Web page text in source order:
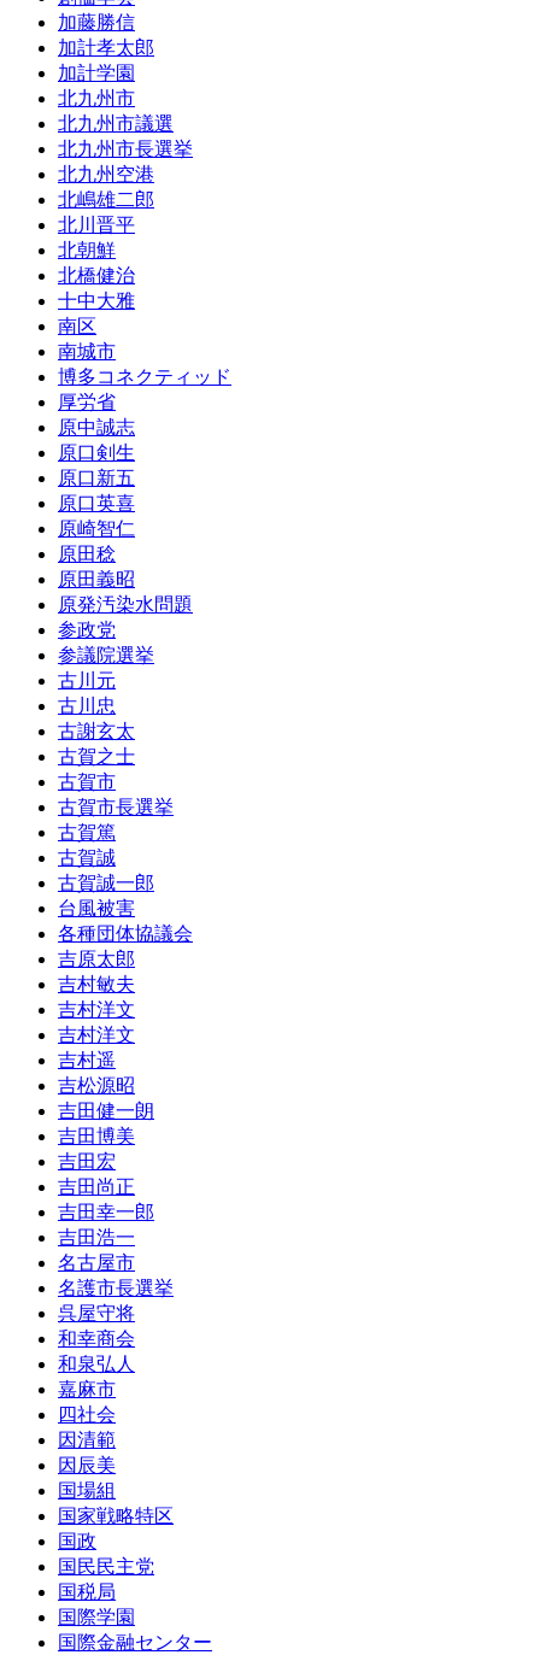
加藤勝信
加計孝太郎
加計学園
北九州市
北九州市議選
北九州市長選挙
北九州空港
北嶋雄二郎
北川晋平
北朝鮮
北橋健治
十中大雅
南区
南城市
博多コネクティッド
厚労省
原中誠志
原口剣生
原口新五
原口英喜
原崎智仁
原田稔
原田義昭
原発汚染水問題
参政党
参議院選挙
古川元
古川忠
古謝玄太
古賀之士
古賀市
古賀市長選挙
古賀篤
古賀誠
古賀誠一郎
台風被害
各種団体協議会
吉原太郎
吉村敏夫
吉村洋文
吉村洋文
吉村遥
吉松源昭
吉田健一朗
吉田博美
吉田宏
吉田尚正
吉田幸一郎
吉田浩一
名古屋市
名護市長選挙
呉屋守将
和幸商会
和泉弘人
嘉麻市
四社会
因清範
因辰美
国場組
国家戦略特区
国政
国民民主党
国税局
国際学園
国際金融センター